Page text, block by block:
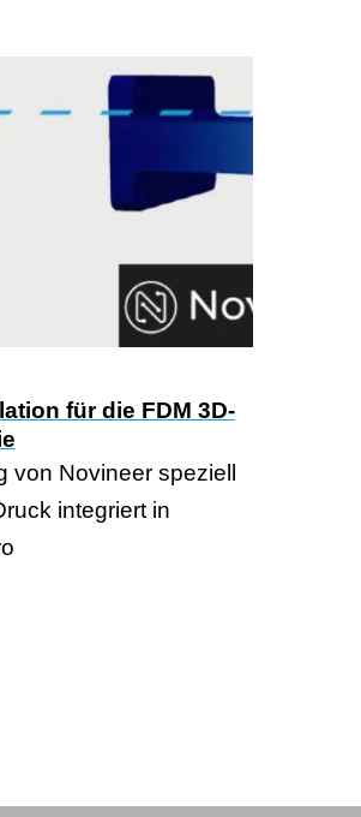
für die FDM 3D-
von Novineer speziell
integriert in